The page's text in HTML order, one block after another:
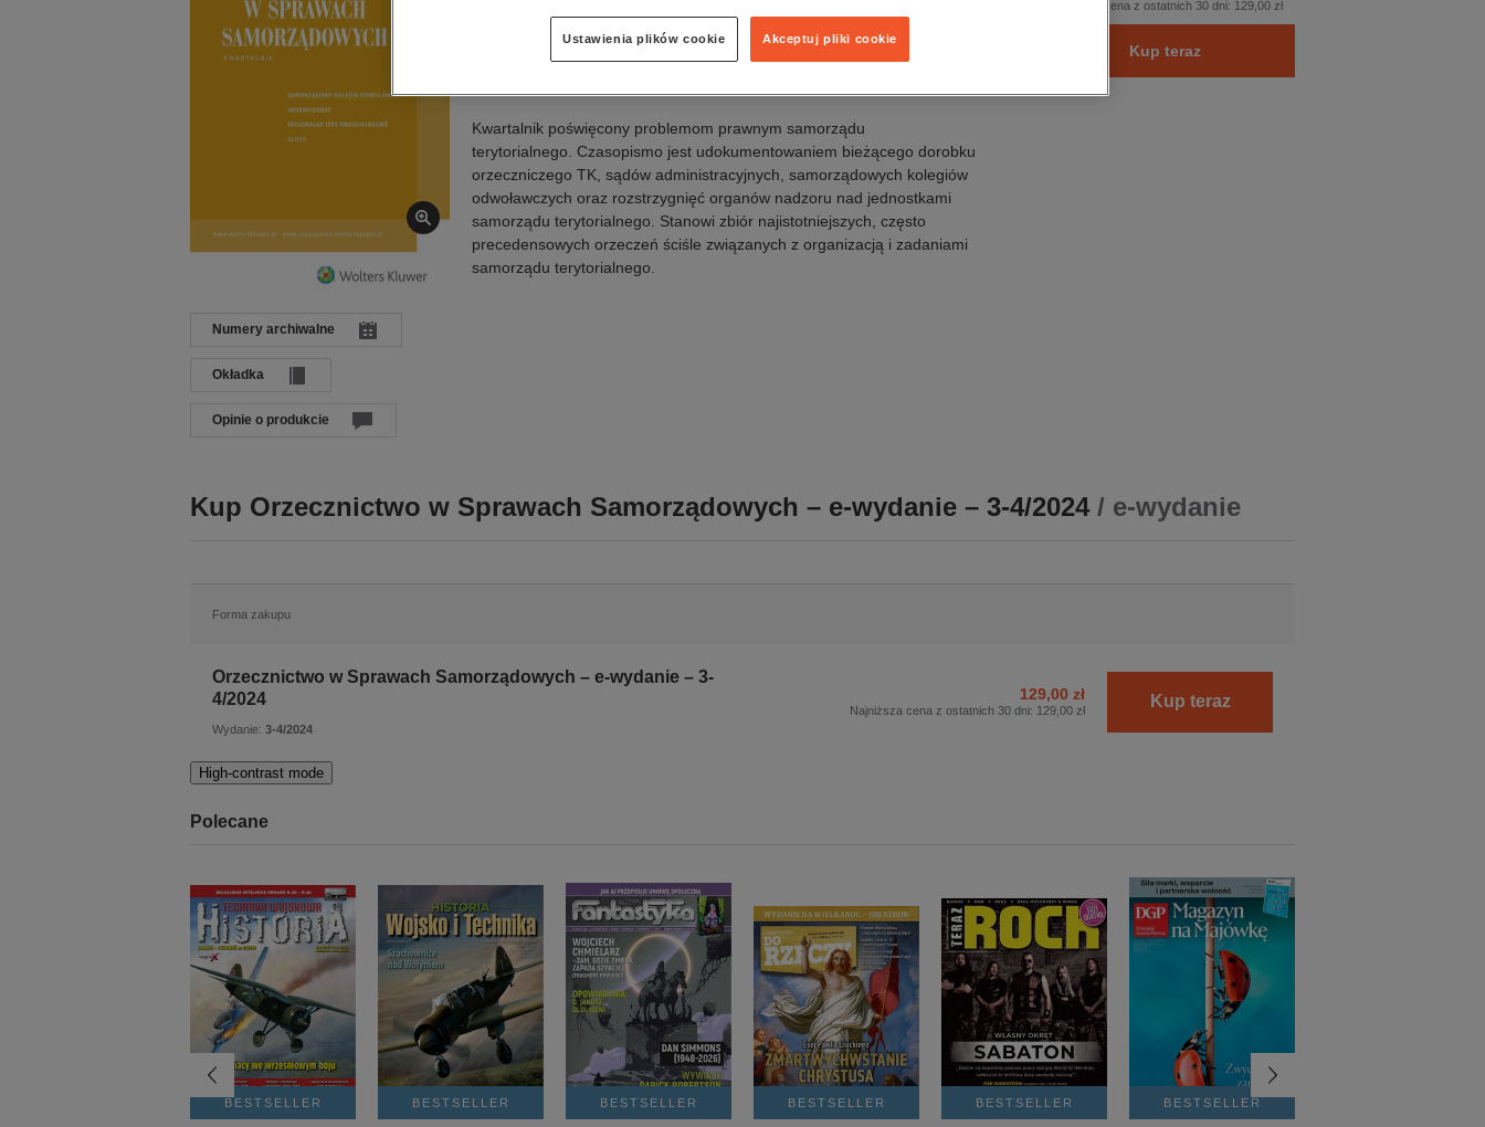
Numery archiwalne
Okładka
Opinie o produkcie
Wolters Kluwer Polska
Kwartalnik poświęcony problemom prawnym samorządu
terytorialnego. Czasopismo jest udokumentowaniem bieżącego dorobku
orzeczniczego TK, sądów administracyjnych, samorządowych kolegiów
odwoławczych oraz rozstrzygnięć organów nadzoru nad jednostkami
samorządu terytorialnego. Stanowi zbiór najistotniejszych, często
precedensowych orzeczeń ściśle związanych z organizacją i zadaniami
samorządu terytorialnego.
Najniższa cena z ostatnich 30 dni: 129,00 zł
Kup teraz
Kup Orzecznictwo w Sprawach Samorządowych – e-wydanie – 3-4/2024 / e-wydanie
Forma zakupu
Orzecznictwo w Sprawach Samorządowych – e-wydanie – 3-
4/2024
Wydanie: 3-4/2024
129,00 zł
Najniższa cena z ostatnich 30 dni: 129,00 zł Kup teraz
High-contrast mode
Polecane
BESTSELLER BESTSELLER BESTSELLER BESTSELLER BESTSELLER BESTSELLER
Akceptuj pliki cookie
Ustawienia plików cookie